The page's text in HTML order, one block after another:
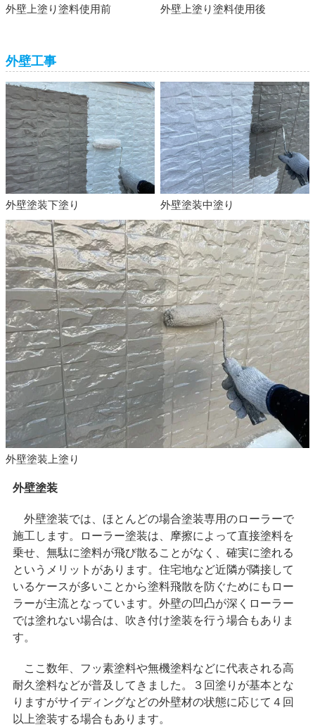
外壁上塗り塗料使用前 外壁上塗り塗料使用後
外壁工事
外壁塗装下塗り 外壁塗装中塗り
外壁塗装上塗り
外壁塗装
外壁塗装では、ほとんどの場合塗装専用のローラーで
施工します。ローラー塗装は、摩擦によって直接塗料を
乗せ、無駄に塗料が飛び散ることがなく、確実に塗れる
というメリットがあります。住宅地など近隣が隣接して
いるケースが多いことから塗料飛散を防ぐためにもロー
ラーが主流となっています。外壁の凹凸が深くローラー
では塗れない場合は、吹き付け塗装を行う場合もありま
す。
ここ数年、フッ素塗料や無機塗料などに代表される高
耐久塗料などが普及してきました。３回塗りが基本とな
りますがサイディングなどの外壁材の状態に応じて４回
以上塗装する場合もあります。